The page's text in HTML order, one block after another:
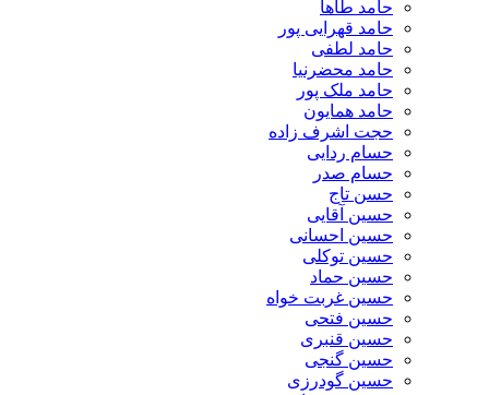
حامد طاها
حامد قهرایی پور
حامد لطفی
حامد محضرنیا
حامد ملک پور
حامد همایون
حجت اشرف زاده
حسام ردایی
حسام صدر
حسن تاج
حسین آقایی
حسین احسانی
حسین توکلی
حسین حماد
حسین غربت خواه
حسین فتحی
حسین قنبری
حسین گنجی
حسین گودرزی